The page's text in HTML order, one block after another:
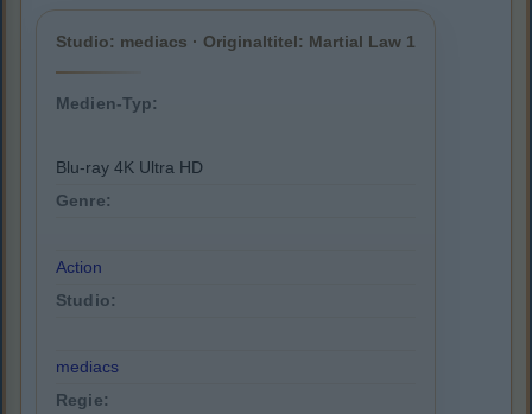
Studio: mediacs · Originaltitel: Martial Law 1
Medien-Typ:
Blu-ray 4K Ultra HD
Genre:
Action
Studio:
mediacs
Regie: